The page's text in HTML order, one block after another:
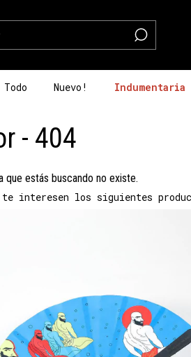
Todo Nuevo! Indumentaria
- 404
que estás buscando no existe.
te interesen los siguientes